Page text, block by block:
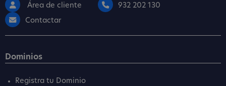
Área de cliente
932 202 130
Contactar
Dominios
Registra tu Dominio